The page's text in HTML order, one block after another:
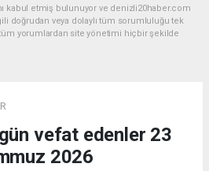
kabul etmiş bulunuyor ve denizli20haber.com
doğrudan veya dolaylı tüm sorumluluğu tek
tüm yorumlardan site yönetimi hiçbir şekilde
vefat edenler 23
2026